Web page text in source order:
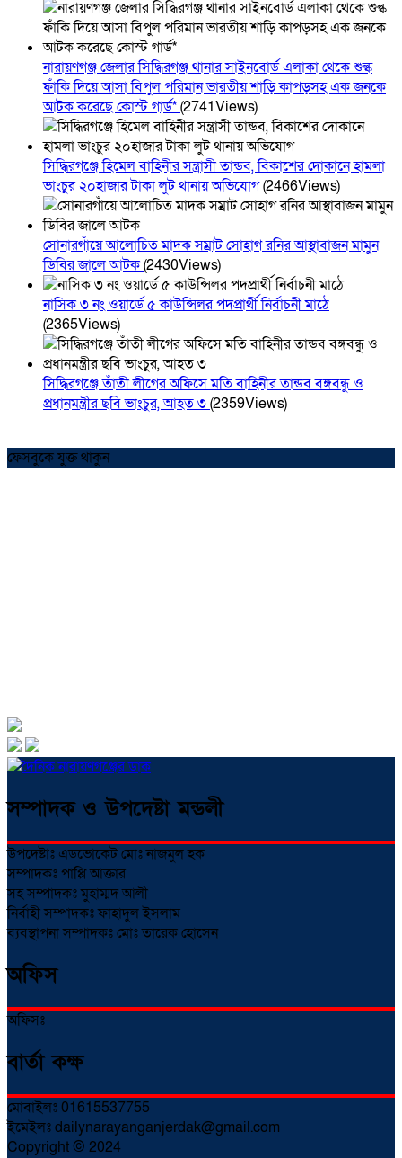
নারায়ণগঞ্জ জেলার সিদ্ধিরগঞ্জ থানার সাইনবোর্ড এলাকা থেকে শুল্ক
ফাঁকি দিয়ে আসা বিপুল পরিমান ভারতীয় শাড়ি কাপড়সহ এক জনকে
আটক করেছে কোস্ট গার্ড*(2741Views)
সিদ্ধিরগঞ্জে হিমেল বাহিনীর সন্ত্রাসী তান্ডব, বিকাশের দোকানে হামলা
ভাংচুর ২০হাজার টাকা লুট থানায় অভিযোগ(2466Views)
সোনারগাঁয়ে আলোচিত মাদক সম্রাট সোহাগ রনির আস্থাবাজন মামুন
ডিবির জালে আটক(2430Views)
নাসিক ৩ নং ওয়ার্ডে ৫ কাউন্সিলর পদপ্রার্থী নির্বাচনী মাঠে
(2365Views)
সিদ্ধিরগঞ্জে তাঁতী লীগের অফিসে মতি বাহিনীর তান্ডব বঙ্গবন্ধু ও
প্রধানমন্ত্রীর ছবি ভাংচুর, আহত ৩(2359Views)
ফেসবুকে যুক্ত থাকুন
সম্পাদক ও উপদেষ্টা মন্ডলী
উপদেষ্টাঃ এডভোকেট মোঃ নাজমুল হক
সম্পাদকঃ পাপ্পি আক্তার
সহ সম্পাদকঃ মুহাম্মদ আলী
নির্বাহী সম্পাদকঃ ফাহাদুল ইসলাম
ব্যবস্থাপনা সম্পাদকঃ মোঃ তারেক হোসেন
অফিস
অফিসঃ
বার্তা কক্ষ
মোবাইলঃ 01615537755
ইমেইলঃ dailynarayanganjerdak@gmail.com
Copyright © 2024